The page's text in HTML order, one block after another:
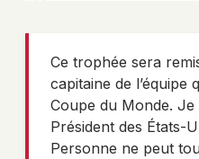
Ce trophée sera
capitaine de l’équipe
Coupe du Monde.
Président des États-
Personne ne peut